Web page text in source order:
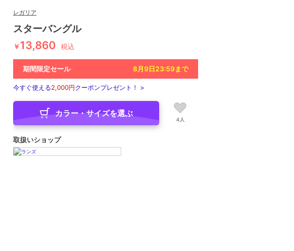
レガリア
スターバングル
￥13,860 税込
期間限定セール 8月9日23:59まで
今すぐ使える2,000円クーポンプレゼント！ >
カラー・サイズを選ぶ
4人
取扱いショップ